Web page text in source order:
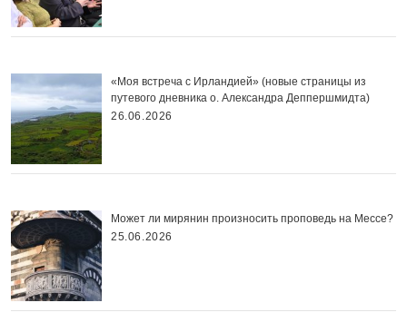
«Моя встреча с Ирландией» (новые страницы из
путевого дневника о. Александра Деппершмидта)
26.06.2026
Может ли мирянин произносить проповедь на Мессе?
25.06.2026